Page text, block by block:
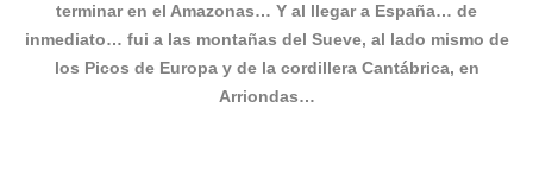
terminar en el Amazonas… Y al llegar a España… de
inmediato… fui a las montañas del Sueve, al lado mismo de
los Picos de Europa y de la cordillera Cantábrica, en
Arriondas…